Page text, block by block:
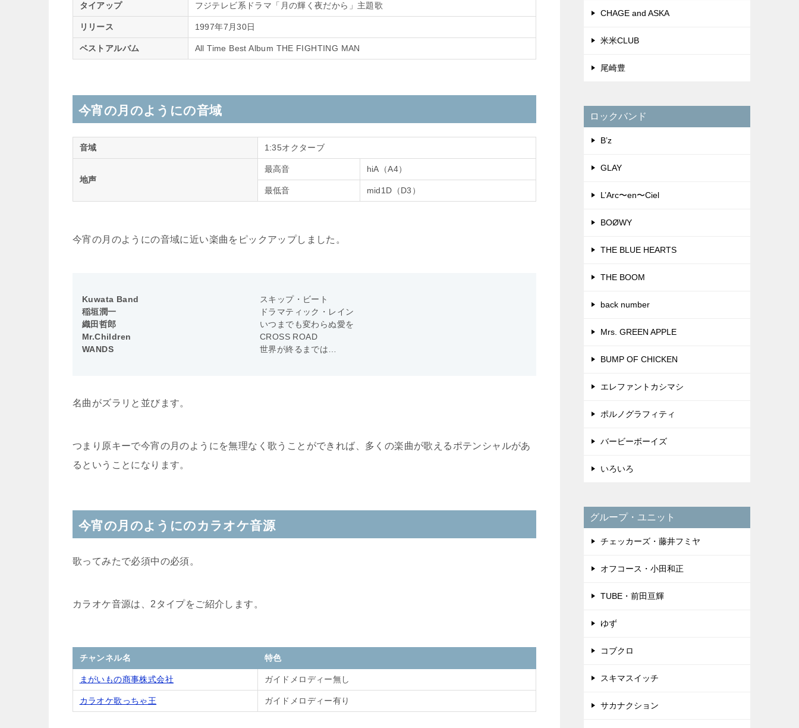
タイアップ フジテレビ系ドラマ「月の輝く夜だから」主題歌
リリース 1997年7月30日
ベストアルバム All Time Best Album THE FIGHTING MAN
今宵の月のようにの音域
音域 1:35オクターブ
地声
最高音 hiA（A4）
最低音 mid1D（D3）
今宵の月のようにの音域に近い楽曲をピックアップしました。
Kuwata Band
スキップ・ビート
稲垣潤一
ドラマティック・レイン
織田哲郎
いつまでも変わらぬ愛を
Mr.Children
CROSS ROAD
WANDS
世界が終るまでは…
名曲がズラリと並びます。
つまり原キーで今宵の月のようにを無理なく歌うことができれば、多くの楽曲が歌えるポテンシャルがあ
るということになります。
今宵の月のようにのカラオケ音源
歌ってみたで必須中の必須。
カラオケ音源は、2タイプをご紹介します。
チャンネル名 特色
まがいもの商事株式会社 ガイドメロディー無し
カラオケ歌っちゃ王 ガイドメロディー有り
CHAGE and ASKA
米米CLUB
尾崎豊
ロックバンド
B’z
GLAY
L’Arc〜en〜Ciel
BOØWY
THE BLUE HEARTS
THE BOOM
back number
Mrs. GREEN APPLE
BUMP OF CHICKEN
エレファントカシマシ
ポルノグラフィティ
バービーボーイズ
いろいろ
グループ・ユニット
チェッカーズ・藤井フミヤ
オフコース・小田和正
TUBE・前田亘輝
ゆず
コブクロ
スキマスイッチ
サカナクション